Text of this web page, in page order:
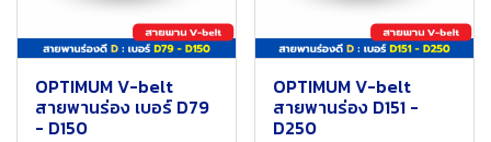
OPTIMUM V-belt
สายพานร่อง เบอร์ D79
- D150
OPTIMUM V-belt
สายพานร่อง D151 -
D250